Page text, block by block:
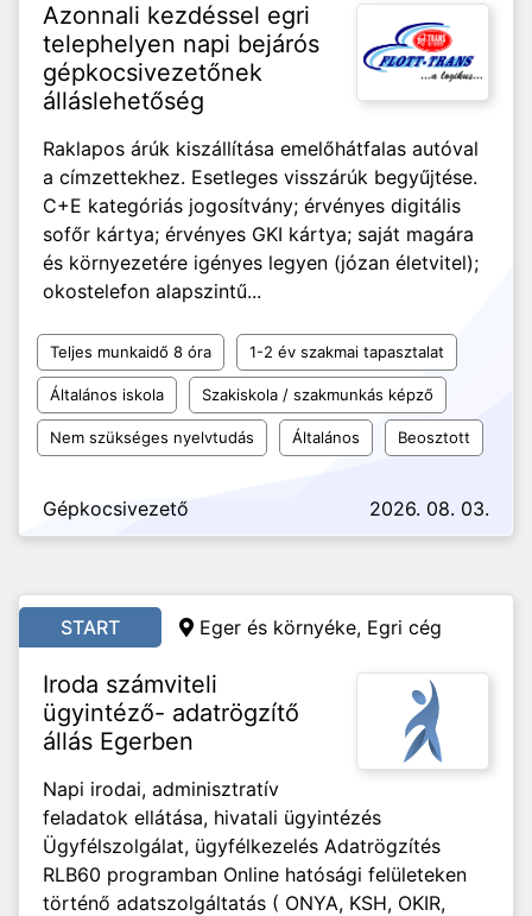
Azonnali kezdéssel egri
telephelyen napi bejárós
gépkocsivezetőnek
álláslehetőség
Raklapos árúk kiszállítása emelőhátfalas autóval
a címzettekhez. Esetleges visszárúk begyűjtése.
C+E kategóriás jogosítvány; érvényes digitális
sofőr kártya; érvényes GKI kártya; saját magára
és környezetére igényes legyen (józan életvitel);
okostelefon alapszintű...
Teljes munkaidő 8 óra 1-2 év szakmai tapasztalat
Általános iskola Szakiskola / szakmunkás képző
Nem szükséges nyelvtudás Általános Beosztott
Gépkocsivezető 2026. 08. 03.
START Eger és környéke, Egri cég
Iroda számviteli
ügyintéző- adatrögzítő
állás Egerben
Napi irodai, adminisztratív
feladatok ellátása, hivatali ügyintézés
Ügyfélszolgálat, ügyfélkezelés Adatrögzítés
RLB60 programban Online hatósági felületeken
történő adatszolgáltatás ( ONYA, KSH, OKIR,